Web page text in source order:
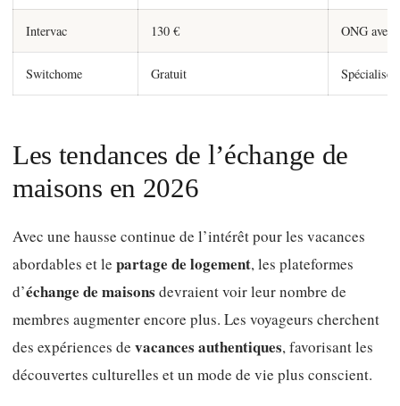
Intervac 130 € ONG avec
Switchome Gratuit Spécialisé
Les tendances de l’échange de
maisons en 2026
Avec une hausse continue de l’intérêt pour les vacances
abordables et le partage de logement, les plateformes
d’échange de maisons devraient voir leur nombre de
membres augmenter encore plus. Les voyageurs cherchent
des expériences de vacances authentiques, favorisant les
découvertes culturelles et un mode de vie plus conscient.